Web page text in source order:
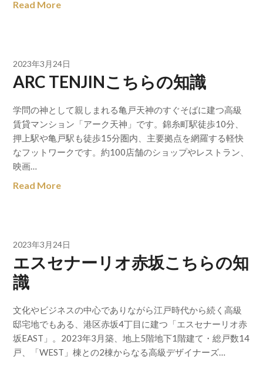
Read More
2023年3月24日
ARC TENJINこちらの知識
学問の神として親しまれる亀戸天神のすぐそばに建つ高級
賃貸マンション「アーク天神」です。錦糸町駅徒歩10分、
押上駅や亀戸駅も徒歩15分圏内、主要拠点を網羅する軽快
なフットワークです。約100店舗のショップやレストラン、
映画…
Read More
2023年3月24日
エスセナーリオ赤坂こちらの知
識
文化やビジネスの中心でありながら江戸時代から続く高級
邸宅地でもある、港区赤坂4丁目に建つ「エスセナーリオ赤
坂EAST」。2023年3月築、地上5階地下1階建て・総戸数14
戸、「WEST」棟との2棟からなる高級デザイナーズ…